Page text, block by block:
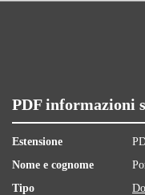
PDF informazioni
Estensione
Nome e cognome
Tipo